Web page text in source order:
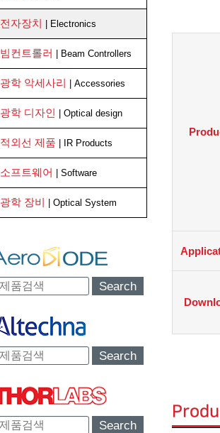
전자장치 | Electronics
빔컨트롤러 | Beam Controllers
광학 악세사리 | Accessories
광학 디자인 | Optical design
적외선 제품 | IR Products
소프트웨어 | Software
광학 장비 | Optical System
Search
Search
Search